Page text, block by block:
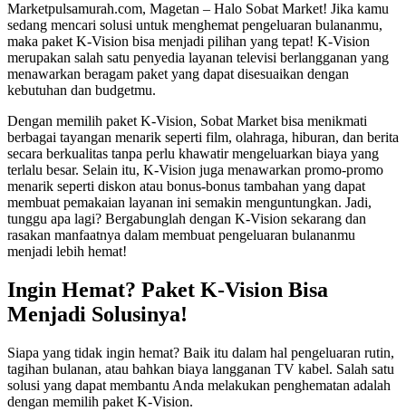
Marketpulsamurah.com, Magetan – Halo Sobat Market! Jika kamu
sedang mencari solusi untuk menghemat pengeluaran bulananmu,
maka paket K-Vision bisa menjadi pilihan yang tepat! K-Vision
merupakan salah satu penyedia layanan televisi berlangganan yang
menawarkan beragam paket yang dapat disesuaikan dengan
kebutuhan dan budgetmu.
Dengan memilih paket K-Vision, Sobat Market bisa menikmati
berbagai tayangan menarik seperti film, olahraga, hiburan, dan berita
secara berkualitas tanpa perlu khawatir mengeluarkan biaya yang
terlalu besar. Selain itu, K-Vision juga menawarkan promo-promo
menarik seperti diskon atau bonus-bonus tambahan yang dapat
membuat pemakaian layanan ini semakin menguntungkan. Jadi,
tunggu apa lagi? Bergabunglah dengan K-Vision sekarang dan
rasakan manfaatnya dalam membuat pengeluaran bulananmu
menjadi lebih hemat!
Ingin Hemat? Paket K-Vision Bisa
Menjadi Solusinya!
Siapa yang tidak ingin hemat? Baik itu dalam hal pengeluaran rutin,
tagihan bulanan, atau bahkan biaya langganan TV kabel. Salah satu
solusi yang dapat membantu Anda melakukan penghematan adalah
dengan memilih paket K-Vision.